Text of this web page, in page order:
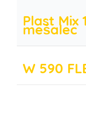
Plast Mix
mešalec
W 590